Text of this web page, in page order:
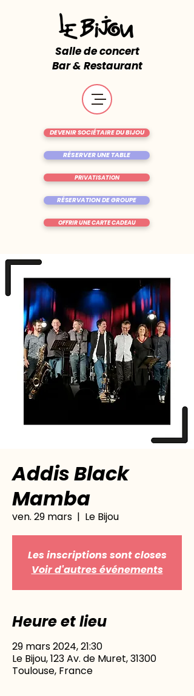
Salle de concert
Bar & Restaurant
RÉSERVER UNE TABLE
OFFRIR UNE CARTE CADEAU
DEVENIR SOCIÉTAIRE DU BIJOU
RÉSERVATION DE GROUPE
PRIVATISATION
Addis Black
Mamba
ven. 29 mars
  |
Le Bijou
Les inscriptions sont closes
Voir d'autres événements
Heure et lieu
29 mars 2024, 21:30
Le Bijou, 123 Av. de Muret, 31300
Toulouse, France